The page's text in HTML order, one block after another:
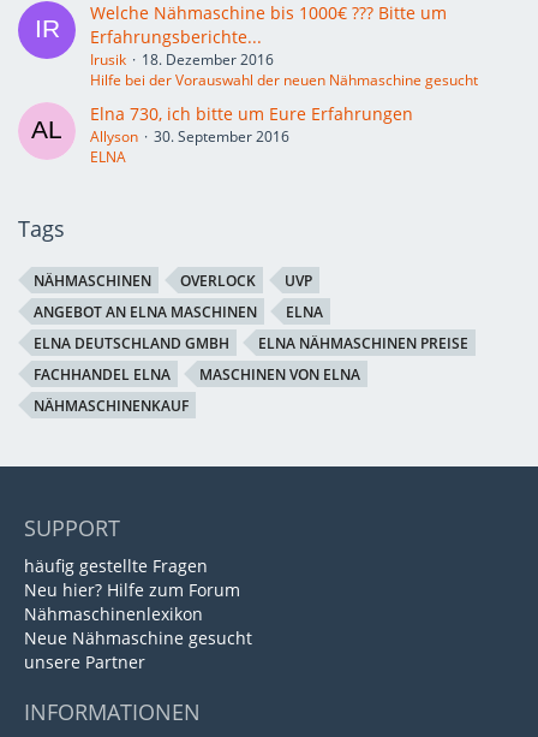
Welche Nähmaschine bis 1000€ ??? Bitte um
Erfahrungsberichte...
Irusik
18. Dezember 2016
Hilfe bei der Vorauswahl der neuen Nähmaschine gesucht
Elna 730, ich bitte um Eure Erfahrungen
Allyson
30. September 2016
ELNA
Tags
NÄHMASCHINEN OVERLOCK
UVP
ANGEBOT AN ELNA MASCHINEN
ELNA
ELNA DEUTSCHLAND GMBH
ELNA NÄHMASCHINEN PREISE
FACHHANDEL ELNA
MASCHINEN VON ELNA
NÄHMASCHINENKAUF
SUPPORT
häufig gestellte Fragen
Neu hier? Hilfe zum Forum
Nähmaschinenlexikon
Neue Nähmaschine gesucht
unsere Partner
INFORMATIONEN